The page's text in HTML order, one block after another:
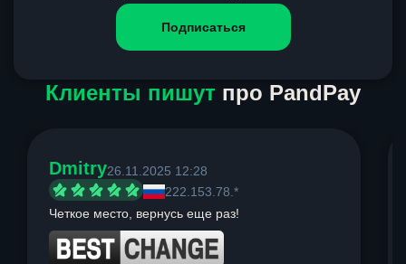
Подписаться
Клиенты пишут про PandPay
Dmitry26.11.2025 12:28
222.153.78.*
Четкое место, вернусь еще раз!